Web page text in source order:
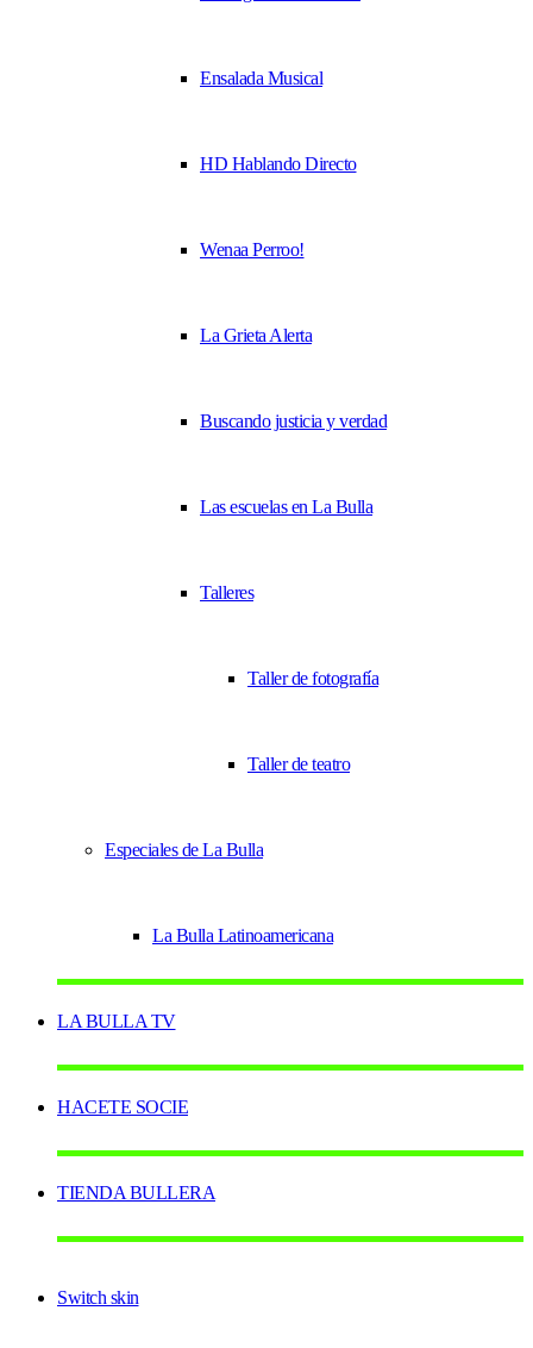
Ensalada Musical
HD Hablando Directo
Wenaa Perroo!
La Grieta Alerta
Buscando justicia y verdad
Las escuelas en La Bulla
Talleres
Taller de fotografía
Taller de teatro
Especiales de La Bulla
La Bulla Latinoamericana
LA BULLA TV
HACETE SOCIE
TIENDA BULLERA
Switch skin